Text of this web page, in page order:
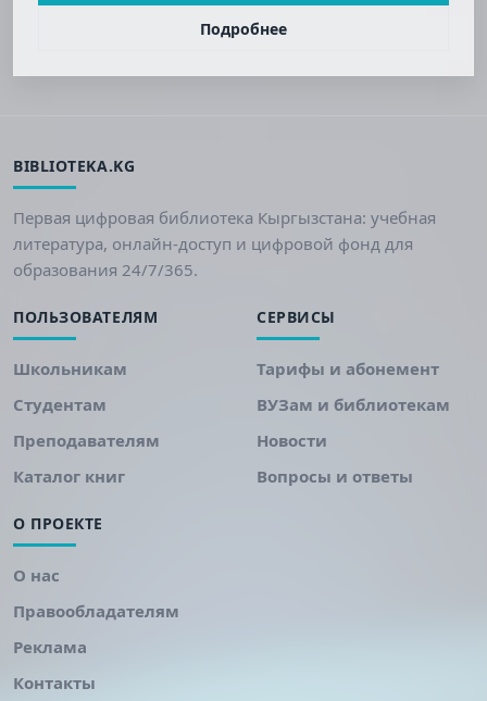
Подробнее
BIBLIOTEKA.KG
Первая цифровая библиотека Кыргызстана: учебная
литература, онлайн-доступ и цифровой фонд для
образования 24/7/365.
ПОЛЬЗОВАТЕЛЯМ
Школьникам
Студентам
Преподавателям
Каталог книг
СЕРВИСЫ
Тарифы и абонемент
ВУЗам и библиотекам
Новости
Вопросы и ответы
О ПРОЕКТЕ
О нас
Правообладателям
Реклама
Контакты